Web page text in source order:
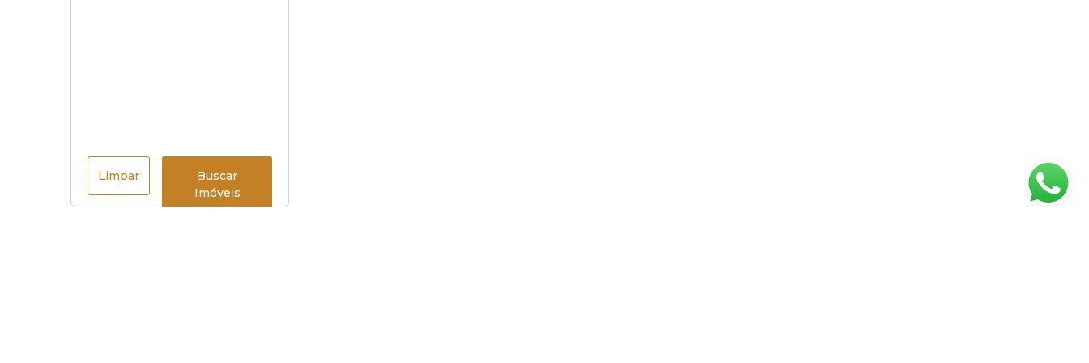
Limpar
Buscar
Imóveis